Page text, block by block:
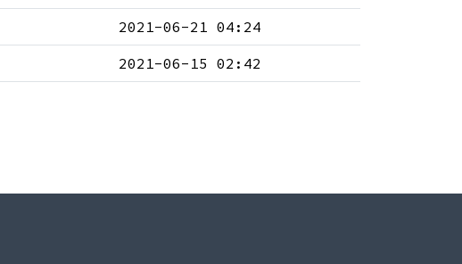
2021-06-21 04:24
2021-06-15 02:42